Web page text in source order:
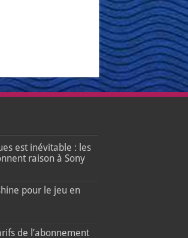
est inévitable : les
raison à Sony
pour le jeu en
de l’abonnement